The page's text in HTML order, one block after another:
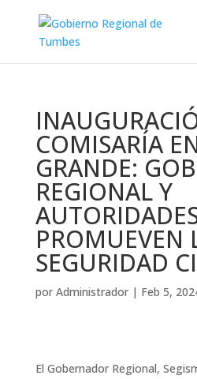
COMISARÍA
GRANDE:
REGIONAL Y
PROMUEVEN
SEGURIDAD
por Administrador| Feb 5,
El Gobernador Regional,